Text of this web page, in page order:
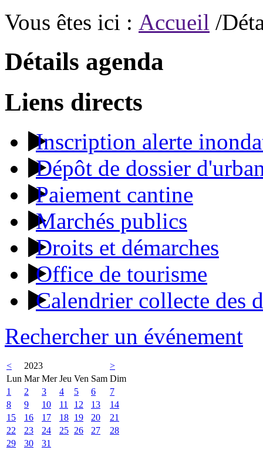
Vous êtes ici : Accueil /
Détails agenda
Liens directs
Inscription alerte
Dépôt de dossier
Paiement cantine
Marchés publics
Droits et démarches
Office de tourisme
Calendrier collecte des
Rechercher un événement
< 2023
>
Lun Mar Mer Jeu Ven Sam Dim
1
2 3 4 5 6
7
8
9 10 11 12 13
14
15
16 17 18 19 20
21
22
23 24 25 26 27
28
29
30 31